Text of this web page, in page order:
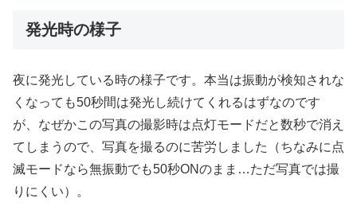
発光時の様子
夜に発光している時の様子です。本当は振動が検知されな
くなっても50秒間は発光し続けてくれるはずなのです
が、なぜかこの写真の撮影時は点灯モードだと数秒で消え
てしまうので、写真を撮るのに苦労しました（ちなみに点
滅モードなら無振動でも50秒ONのまま…ただ写真では撮
りにくい）。